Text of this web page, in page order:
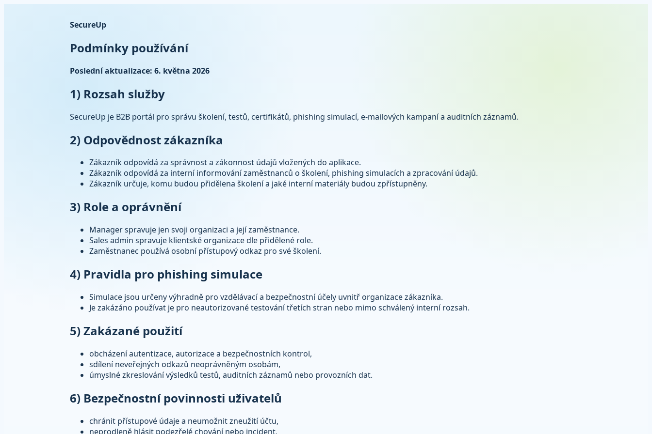
SecureUp
Podmínky používání
Poslední aktualizace: 6. května 2026
1) Rozsah služby
SecureUp je B2B portál pro správu školení, testů, certifikátů, phishing simulací, e-mailových kampaní a auditních záznamů.
2) Odpovědnost zákazníka
Zákazník odpovídá za správnost a zákonnost údajů vložených do aplikace.
Zákazník odpovídá za interní informování zaměstnanců o školení, phishing simulacích a zpracování údajů.
Zákazník určuje, komu budou přidělena školení a jaké interní materiály budou zpřístupněny.
3) Role a oprávnění
Manager spravuje jen svoji organizaci a její zaměstnance.
Sales admin spravuje klientské organizace dle přidělené role.
Zaměstnanec používá osobní přístupový odkaz pro své školení.
4) Pravidla pro phishing simulace
Simulace jsou určeny výhradně pro vzdělávací a bezpečnostní účely uvnitř organizace zákazníka.
Je zakázáno používat je pro neautorizované testování třetích stran nebo mimo schválený interní rozsah.
5) Zakázané použití
obcházení autentizace, autorizace a bezpečnostních kontrol,
sdílení neveřejných odkazů neoprávněným osobám,
úmyslné zkreslování výsledků testů, auditních záznamů nebo provozních dat.
6) Bezpečnostní povinnosti uživatelů
chránit přístupové údaje a neumožnit zneužití účtu,
neprodleně hlásit podezřelé chování nebo incident,